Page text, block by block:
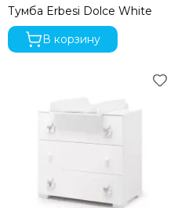
Тумба Erbesi Dolce White
В корзину